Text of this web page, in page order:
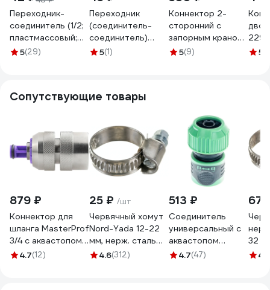
Переходник-
соединитель (1/2;
пластмассовый;
штуцерный) для
5(29)
Переходник
(соединитель-
соединитель)
Д003-2009В
5(1)
Коннектор 2-
сторонний с
запорным краном
ЛЕТО АР1021
5(9)
5
Сопутствующие товары
879 ₽
Коннектор для
шланга MasterProf
3/4 с аквастопом
соединитель
4.7(12)
25 ₽ /шт
Червячный хомут
Nord-Yada 12-22
мм, нерж. сталь
900255
4.6(312)
513 ₽
Соединитель
универсальный с
аквастопом
1/2"-5/8"-3/4"
4.7(47)
32
G/1/4.8